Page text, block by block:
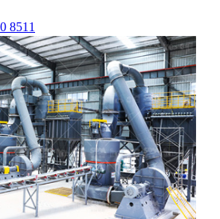
8511